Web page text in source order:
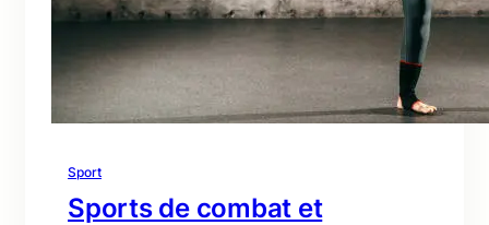
Sport
Sports de combat et